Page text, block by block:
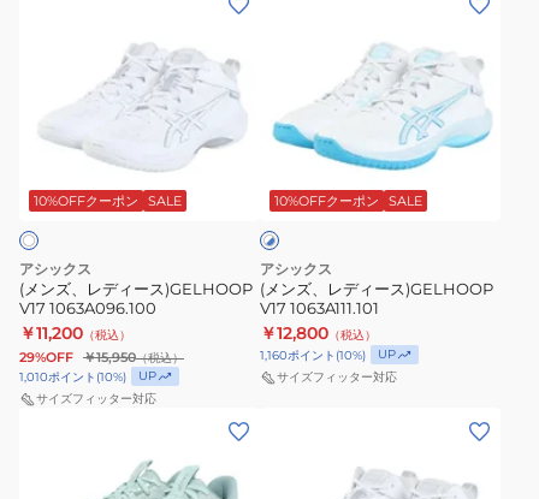
ス)GELHOOP
V17
1063A096.100
10%OFFクーポン SALE
アシックス
(メンズ、レディース)GELHOOP
V17 1063A096.100
￥11,200 （税込）
29%OFF ￥15,950（税込）
1,010ポイント (10%)
UP
サイズフィッター対応
ィ
ス)GELHOOP
V17
1063A111.101
10%OFFクーポン SALE
ホ
ワ
イ
ブ
ル
ー
アシックス
(メンズ、レディース)GELHOOP
V17 1063A111.101
￥12,800 （税込）
1,160ポイント (10%)
UP
サイズフィッター対応